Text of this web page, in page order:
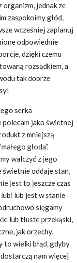
jednak ze
zaspokoimy głód,
wcześniej zaplanuj
odpowiednie
dzięki czemu
rozsądkiem, a
tak dobrze
serka
jako świetnej
z mniejszą
głoda”.
walczyć z jego
świetnie oddaje stan,
jest to jeszcze czas
lubi lub jest w stanie
sięgamy
lub tłuste przekąski,
jak orzechy,
to wielki błąd, gdyby
nam więcej